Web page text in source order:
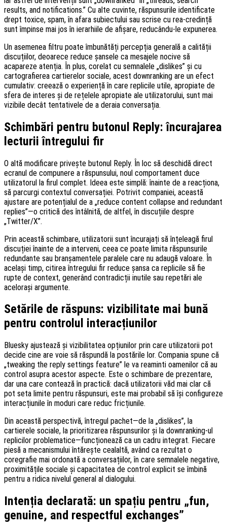
results, and notifications.” Cu alte cuvinte, răspunsurile identificate
drept toxice, spam, în afara subiectului sau scrise cu rea-credință
sunt împinse mai jos în ierarhiile de afișare, reducându-le expunerea.
Un asemenea filtru poate îmbunătăți percepția generală a calității
discuțiilor, deoarece reduce șansele ca mesajele nocive să
acapareze atenția. În plus, corelat cu semnalele „dislikes” și cu
cartografierea cartierelor sociale, acest downranking are un efect
cumulativ: creează o experiență în care replicile utile, apropiate de
sfera de interes și de rețelele apropiate ale utilizatorului, sunt mai
vizibile decât tentativele de a deraia conversația.
Schimbări pentru butonul Reply: încurajarea
lecturii întregului fir
O altă modificare privește butonul Reply. În loc să deschidă direct
ecranul de compunere a răspunsului, noul comportament duce
utilizatorul la firul complet. Ideea este simplă: înainte de a reacționa,
să parcurgi contextul conversației. Potrivit companiei, această
ajustare are potențialul de a „reduce content collapse and redundant
replies”—o critică des întâlnită, de altfel, în discuțiile despre
„Twitter/X”.
Prin această schimbare, utilizatorii sunt încurajați să înțeleagă firul
discuției înainte de a interveni, ceea ce poate limita răspunsurile
redundante sau branșamentele paralele care nu adaugă valoare. În
același timp, citirea întregului fir reduce șansa ca replicile să fie
rupte de context, generând contradicții inutile sau repetări ale
acelorași argumente.
Setările de răspuns: vizibilitate mai bună
pentru controlul interacțiunilor
Bluesky ajustează și vizibilitatea opțiunilor prin care utilizatorii pot
decide cine are voie să răspundă la postările lor. Compania spune că
„tweaking the reply settings feature” le va reaminti oamenilor că au
control asupra acestor aspecte. Este o schimbare de prezentare,
dar una care contează în practică: dacă utilizatorii văd mai clar că
pot seta limite pentru răspunsuri, este mai probabil să își configureze
interacțiunile în moduri care reduc fricțiunile.
Din această perspectivă, întregul pachet—de la „dislikes”, la
cartierele sociale, la prioritizarea răspunsurilor și la downranking-ul
replicilor problematice—funcționează ca un cadru integrat. Fiecare
piesă a mecanismului întărește cealaltă, având ca rezultat o
coregrafie mai ordonată a conversațiilor, în care semnalele negative,
proximitățile sociale și capacitatea de control explicit se îmbină
pentru a ridica nivelul general al dialogului.
Intenția declarată: un spațiu pentru „fun,
genuine, and respectful exchanges”